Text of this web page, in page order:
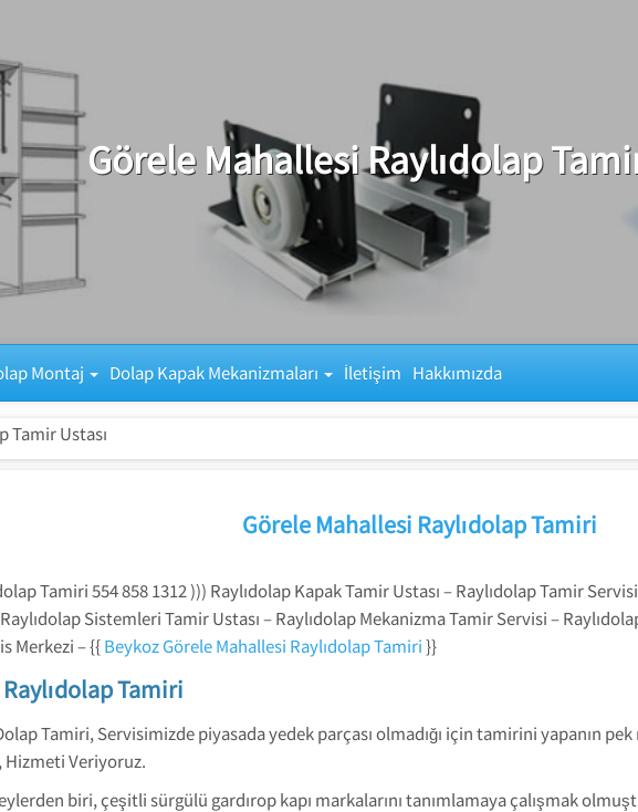
Görele Mahallesi Raylıdolap
Montaj Dolap Kapak Mekanizmaları İletişim Hakkımızda
Tamir Ustası
Görele Mahallesi Raylıdolap Tamiri
Tamiri 554 858 1312 ))) Raylıdolap Kapak Tamir Ustası – Raylıdolap Tamir
Sistemleri Tamir Ustası – Raylıdolap Mekanizma Tamir Servisi –
Merkezi – {{Beykoz Görele Mahallesi Raylıdolap Tamiri}}
Tamiri
Tamiri, Servisimizde piyasada yedek parçası olmadığı için tamirini yapanın
Hizmeti Veriyoruz.
biri, çeşitli sürgülü gardırop kapı markalarını tanımlamaya çalışmak